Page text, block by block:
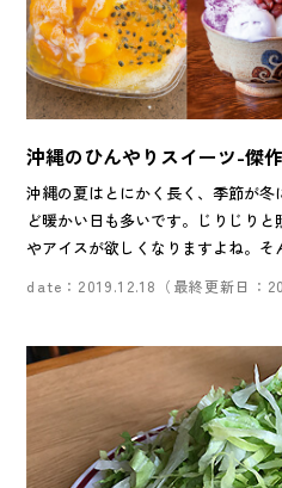
沖縄のひんやりスイーツ-傑
沖縄の夏はとにかく長く、季節が
ど暖かい日も多いです。じりじり
やアイスが欲しくなりますよね。
らではの県産食材をふんだんに使
date：2019.12.18（最終更新日：